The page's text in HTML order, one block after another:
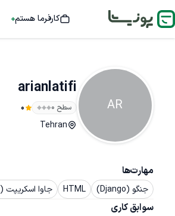
کارفرما هستم
AR
arianlatifi
سطح ۰ 0
Tehran
مهارت‌ها
جنگو (Django) HTML جاوا اسکریپت (JavaScript)
سوابق کاری